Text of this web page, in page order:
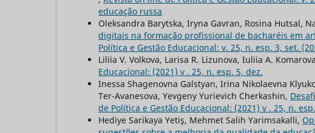
educação russa
Oleksandra Barytska, Iryna Gavran, Rosina Hutsal,
digitais na formação profissional de bacharéis em
Política e Gestão Educacional: v. 25, n. esp. 3, set.
Liliia V. Volkova, Larisa R. Lizunova, Iuliia A.
Educacional: (2021) v . 25, n. esp. 5, dez.
Inessa Shagenovna Galstyan, Irina Nikolaevna
Ter-Avanesova, Yevgeny Yurievich Cherkashin,
de Política e Gestão Educacional: (2021) v . 25, n.
Hediye Sarikaya Yetiş, Mehmet Salih Yarimsakalli,